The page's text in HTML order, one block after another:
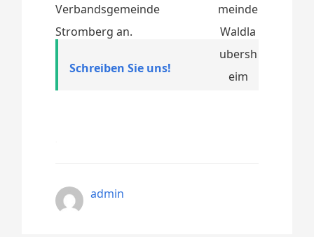
Verbandsgemeinde
Stromberg an.
Schreiben Sie uns!
admin